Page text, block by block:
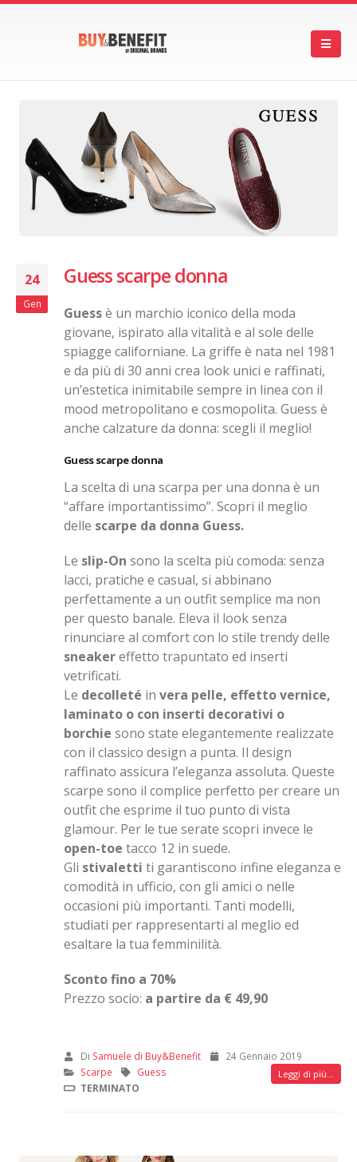
24
Gen
Guess scarpe donna
Guessè un marchio iconico della moda
giovane, ispirato alla vitalità e al sole delle
spiagge californiane. La griffe è nata nel 1981
e da più di 30 anni crea look unici e raffinati,
un’estetica inimitabile sempre in linea con il
mood metropolitano e cosmopolita. Guess è
anche calzature da donna: scegli il meglio!
Guess scarpe donna
La scelta di una scarpa per una donna è un
“affare importantissimo”. Scopri il meglio
delle scarpe da donna Guess.
Le slip-On sono la scelta più comoda: senza
lacci, pratiche e casual, si abbinano
perfettamente a un outfit semplice ma non
per questo banale. Eleva il look senza
rinunciare al comfort con lo stile trendy delle
sneakereffetto trapuntato ed inserti
vetrificati.
Le decolleté in vera pelle, effetto vernice,
laminato o con inserti decorativi o
borchie sono state elegantemente realizzate
con il classico design a punta. Il design
raffinato assicura l’eleganza assoluta. Queste
scarpe sono il complice perfetto per creare un
outfit che esprime il tuo punto di vista
glamour. Per le tue serate scopri invece le
open-toe tacco 12 in suede.
Gli stivaletti ti garantiscono infine eleganza e
comodità in ufficio, con gli amici o nelle
occasioni più importanti. Tanti modelli,
studiati per rappresentarti al meglio ed
esaltare la tua femminilità.
Sconto fino a 70%
Prezzo socio: a partire da € 49,90
Di Samuele di Buy&Benefit
24 Gennaio 2019
Scarpe
Guess Leggi di più...
TERMINATO